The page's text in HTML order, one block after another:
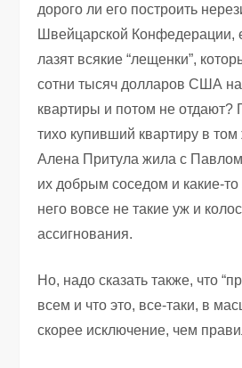
дорого ли его построить
Швейцарской Конфедерации,
лазят всякие “лещенки”,
сотни тысяч долларов США
квартиры и потом не отдают?
тихо купивший квартиру в
Алена Притула жила с
их добрым соседом и какие-
него вовсе не такие уж и
ассигнования.
Но, надо сказать также, что
всем и что это, все-таки, в
скорее исключение, чем